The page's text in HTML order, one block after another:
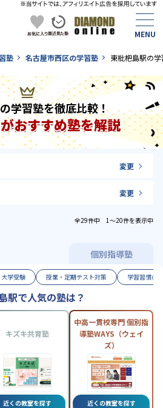
塾 名古屋市西区の学習塾 東枇杷島駅の
学習塾を徹底比較！
おすすめ塾を解説
変更
変更
全29件中 1〜20件を表示中
個別指導塾
大学受験 授業・定期テスト対策 学習習慣の
駅で人気の塾は？
キズキ共育塾
近くの教室を探す
中高一貫校専門 個別指
導塾WAYS（ウェイ
ズ）
近くの教室を探す